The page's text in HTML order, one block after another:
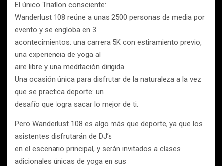
El único Triatlon consciente:
Wanderlust 108 reúne a unas 2500 personas de media por
evento y se engloba en 3
acontecimientos: una carrera 5K con estiramiento previo,
una experiencia de yoga al
aire libre y una meditación dirigida.
Una ocasión única para disfrutar de la naturaleza a la vez
que se practica deporte: un
desafío que logra sacar lo mejor de ti.
Pero Wanderlust 108 es algo más que deporte, ya que los
asistentes disfrutarán de DJ’s
en el escenario principal, y serán invitados a clases
adicionales únicas de yoga en sus